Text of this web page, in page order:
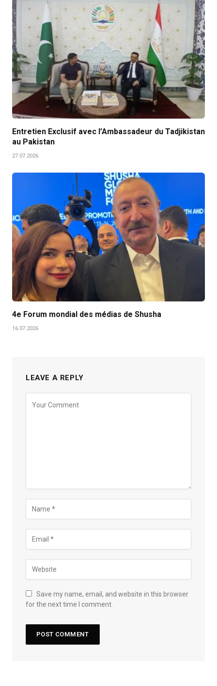
Entretien Exclusif avec l’Ambassadeur du Tadjikistan
au Pakistan
27.07.2026
4e Forum mondial des médias de Shusha
16.07.2026
LEAVE A REPLY
Save my name, email, and website in this browser
for the next time I comment.